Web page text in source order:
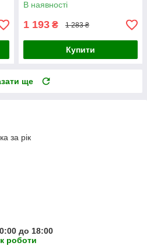
В наявності
1 193 ₴ 1 283 ₴
Купити
ще
за рік
до 18:00
роботи